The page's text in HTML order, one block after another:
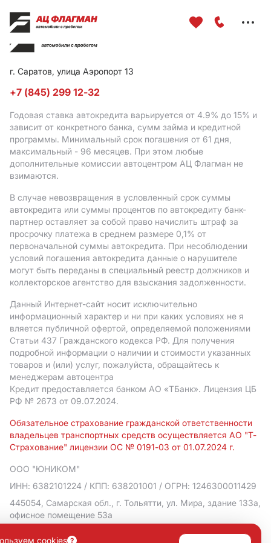
г. Саратов, улица Аэропорт 13
+7 (845) 299 12-32
Годовая ставка автокредита варьируется от 4.9% до 15% и
зависит от конкретного банка, сумм займа и кредитной
программы. Минимальный срок погашения от 61 дня,
максимальный - 96 месяцев. При этом любые
дополнительные комиссии автоцентром АЦ Флагман не
взимаются.
В случае невозвращения в условленный срок суммы
автокредита или суммы процентов по автокредиту банк-
партнер оставляет за собой право начислить штраф за
просрочку платежа в среднем размере 0,1% от
первоначальной суммы автокредита. При несоблюдении
условий погашения автокредита данные о нарушителе
могут быть переданы в специальный реестр должников и
коллекторское агентство для взыскания задолженности.
Данный Интернет-сайт носит исключительно
информационный характер и ни при каких условиях не я
вляется публичной офертой, определяемой положениями
Статьи 437 Гражданского кодекса РФ. Для получения
подробной информации о наличии и стоимости указанных
товаров и (или) услуг, пожалуйста, обращайтесь к
менеджерам автоцентра
Кредит предоставляется банком АO «ТБанк». Лицензия ЦБ
РФ № 2673 от 09.07.2024.
Обязательное страхование гражданской ответственности
владельцев транспортных средств осуществляется АО "Т-
Страхование" лицензии ОС № 0191-03 от 01.07.2024 г.
ООО "ЮНИКОМ"
ИНН: 6382101224 / КПП: 638201001 / ОГРН: 1246300011429
445054, Самарская обл., г. Тольятти, ул. Мира, здание 133а,
офисное помещение 53а
Политика в отношении обработки персональных данных
cookies